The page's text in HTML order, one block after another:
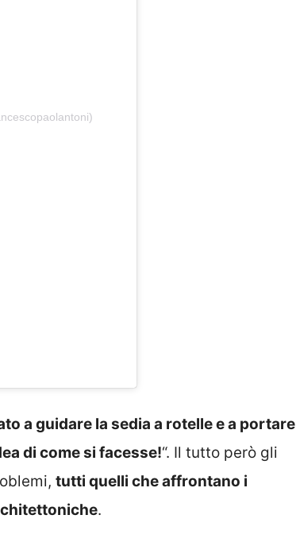
a guidare la sedia a rotelle e a portare
di come si facesse!“. Il tutto però gli
tutti quelli che affrontano i
.